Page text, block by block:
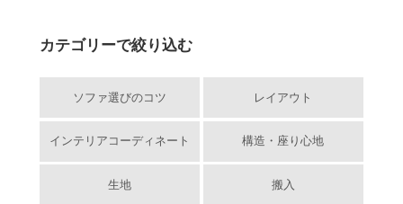
カテゴリーで絞り込む
ソファ選びのコツ レイアウト
インテリアコーディネート 構造・座り心地
生地 搬入